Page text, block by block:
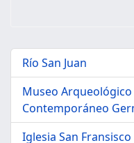
Río San Juan
Museo
Contemporáneo
Iglesia San Fransisco